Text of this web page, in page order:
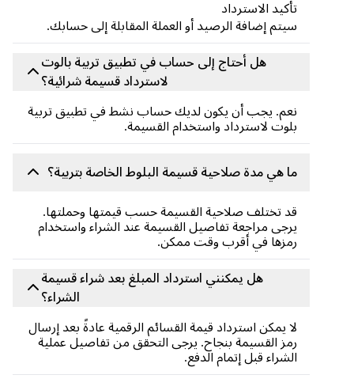
تأكيد الاسترداد
سيتم إضافة الرصيد أو العملة المقابلة إلى حسابك.
هل أحتاج إلى حساب في تطبيق تربية بالوت
لاسترداد قسيمة شرائية؟
نعم. يجب أن يكون لديك حساب نشط في تطبيق تربية
بلوت لاسترداد واستخدام القسيمة.
ما هي مدة صلاحية قسيمة البلوط الخاصة بتربية؟
قد تختلف صلاحية القسيمة حسب قيمتها وحملتها.
يرجى مراجعة تفاصيل القسيمة عند الشراء واستخدام
رمزها في أقرب وقت ممكن.
هل يمكنني استرداد المبلغ بعد شراء قسيمة
الشراء؟
لا يمكن استرداد قيمة القسائم الرقمية عادةً بعد إرسال
رمز القسيمة بنجاح. يرجى التحقق من تفاصيل عملية
الشراء قبل إتمام الدفع.